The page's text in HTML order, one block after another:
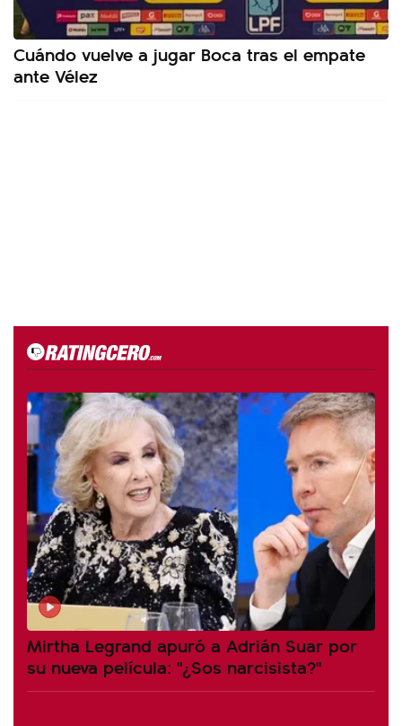
Cuándo vuelve a jugar Boca tras el empate
ante Vélez
Mirtha Legrand apuró a Adrián Suar por
su nueva película: "¿Sos narcisista?"